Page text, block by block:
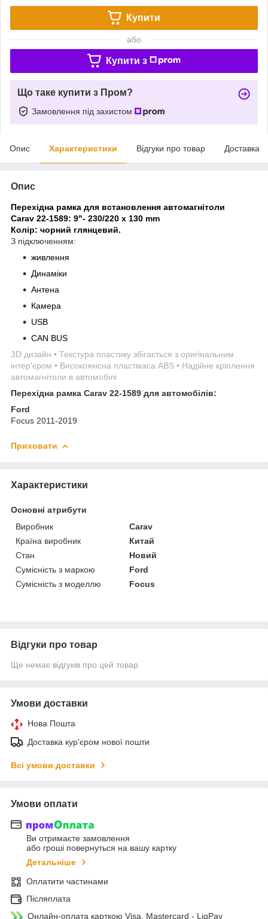
Купити
або
Купити з
Що таке купити з Пром?
Замовлення під захистом
Опис Характеристики Відгуки про товар Доставка
Опис
Перехідна рамка для встановлення автомагнітоли
Carav 22-1589: 9"- 230/220 х 130 mm
Колір: чорний глянцевий.
З підключенням:
живлення
Динаміки
Антена
Камера
USB
CAN BUS
3D дизайн • Текстура пластику збігається з оригінальним
інтер'єром • Високоякісна пластмаса ABS • Надійне кріплення
автомагнітоли в автомобілі
Перехідна рамка Carav 22-1589 для автомобілів:
Ford
Focus 2011-2019
Приховати
Характеристики
Основні атрибути
Виробник
Carav
Країна виробник
Китай
Стан
Новий
Сумісність з маркою
Ford
Сумісність з моделлю
Focus
Відгуки про товар
Ще немає відгуків про цей товар
Умови доставки
Нова Пошта
Доставка кур'єром нової пошти
Всі умови доставки
Умови оплати
Ви отримаєте замовлення
або гроші повернуться на вашу картку
Детальніше
Оплатити частинами
Післяплата
Онлайн-оплата карткою Visa, Mastercard - LiqPay